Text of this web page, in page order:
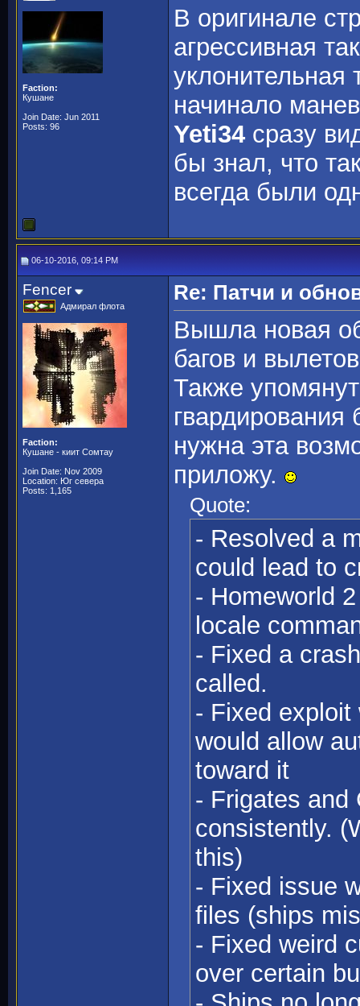
Faction:
Кушане
Join Date: Jun 2011
Posts: 96
В оригинале
агрессивная
уклонительная
начинало
Yeti34 сразу
бы знал, что
всегда были
06-10-2016, 09:14 PM
Fencer
Адмирал флота
Faction:
Кушане - киит Сомтау
Join Date: Nov 2009
Location: Юг севера
Posts: 1,165
Re: Патчи и
Вышла новая
багов и
Также
нужна эта
приложу.
Quote:
- Resolved a
could lead to
- Homeworld
locale
- Fixed a
called.
- Fixed exploit
would allow
toward it
- Frigates and
consistently.
this)
- Fixed issue
files (ships
- Fixed weird
over certain